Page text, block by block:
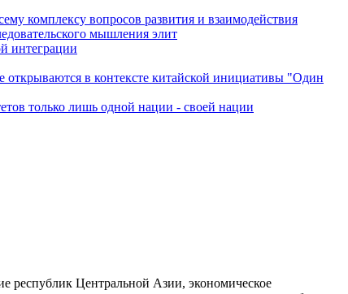
комплексу вопросов развития и взаимодействия
мышления элит
интеграции
открываются в контексте китайской инициативы "Один
только лишь одной нации - своей нации
республик Центральной Азии, экономическое